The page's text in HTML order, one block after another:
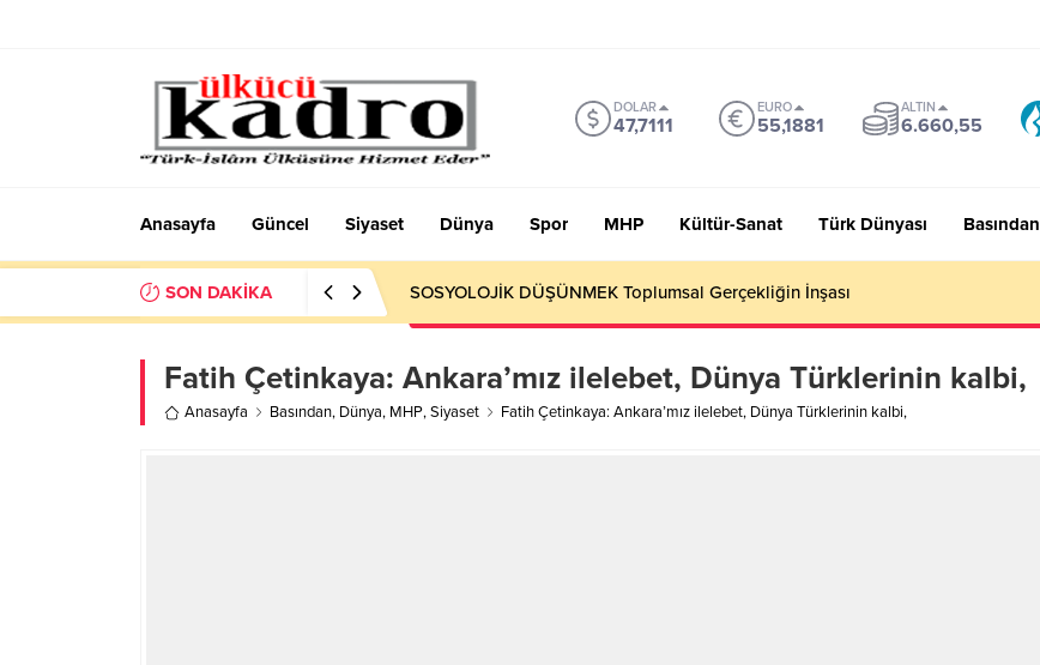
DOLAR
47,7111
EURO
55,1881
ALTIN
6.660,55
Anasayfa Güncel Siyaset Dünya Spor MHP Kültür-Sanat Türk Dünyası Basından
SON DAKİKA SOSYOLOJİK DÜŞÜNMEK Toplumsal Gerçekliğin İnşası
Fatih Çetinkaya: Ankara’mız ilelebet, Dünya Türklerinin kalbi,
Anasayfa Basından, Dünya, MHP,Siyaset Fatih Çetinkaya: Ankara’mız ilelebet, Dünya Türklerinin kalbi,